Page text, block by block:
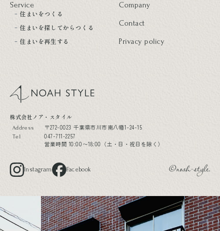
Service
住まいをつくる
住まいを探してからつくる
住まいを再生する
Company
Contact
Privacy policy
noah style
株式会社ノア・スタイル
Address 〒272-0023 千葉県市川市南八幡1-24-15
Tel
047-711-2257
営業時間 10:00〜18:00（土・日・祝日を除く）
Instagram Facebook